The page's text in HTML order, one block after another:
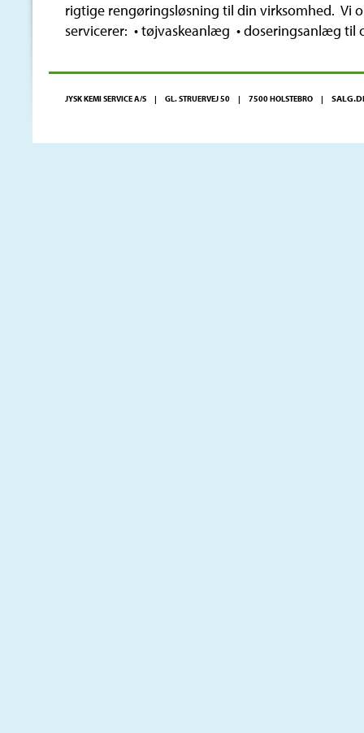
rigtige rengøringsløsning til din virksomhed. Vi
servicerer: • tøjvaskeanlæg • doseringsanlæg til
JYSK KEMI SERVICE A/S | GL. STRUERVEJ 50 | 7500 HOLSTEBRO |